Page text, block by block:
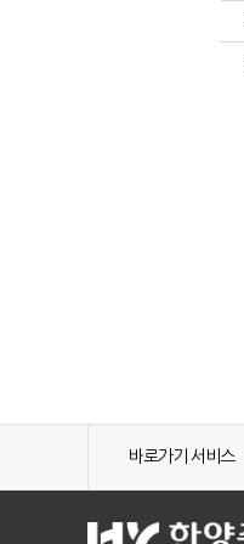
바로가기 서비스